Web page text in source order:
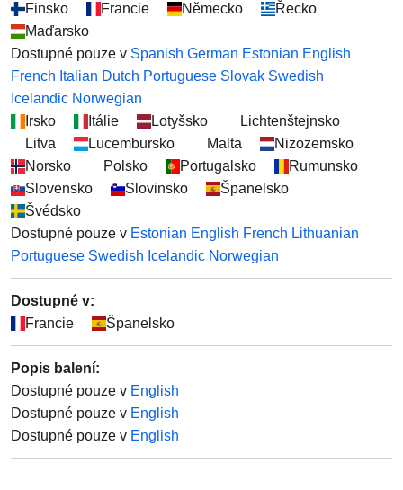
Finsko
Francie Německo
Řecko
Maďarsko
Dostupné pouze v Spanish German Estonian English
French Italian Dutch Portuguese Slovak Swedish
Icelandic Norwegian
Irsko
Itálie Lotyšsko
Lichtenštejnsko
Litva
Lucembursko Malta
Nizozemsko
Norsko
Polsko Portugalsko
Rumunsko
Slovensko
Slovinsko
Španelsko
Švédsko
Dostupné pouze v Estonian English French Lithuanian
Portuguese Swedish Icelandic Norwegian
Dostupné v:
Francie
Španelsko
Popis balení:
Dostupné pouze v English
Dostupné pouze v English
Dostupné pouze v English